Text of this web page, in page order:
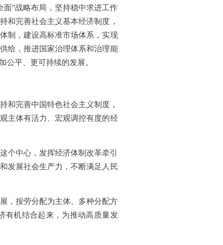
”战略布局，坚持稳中求进工作
和完善社会主义基本经济制度，
制，建设高标准市场体系，实现
给，推进国家治理体系和治理能
公平、更可持续的发展。
完善中国特色社会主义制度，
主体有活力、宏观调控有度的经
中心，发挥经济体制改革牵引
发展社会生产力，不断满足人民
，按劳分配为主体、多种分配方
有机结合起来，为推动高质量发